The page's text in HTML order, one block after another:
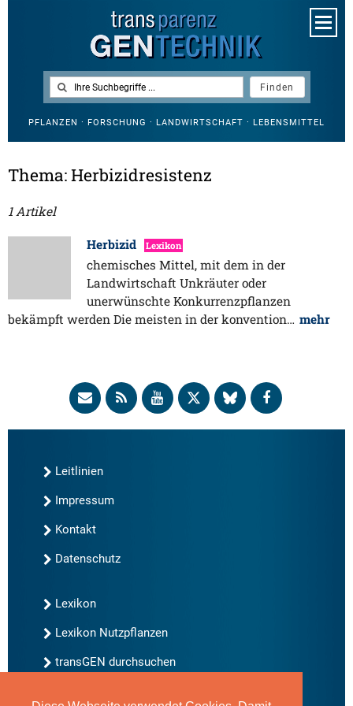
PFLANZEN · FORSCHUNG · LANDWIRTSCHAFT · LEBENSMITTEL
Thema: Herbizidresistenz
1 Artikel
Herbizid Lexikon
chemisches Mittel, mit dem in der
Landwirtschaft Unkräuter oder
unerwünschte Konkurrenzpflanzen
bekämpft werden Die meisten in der konvention… mehr
Leitlinien
Impressum
Kontakt
Datenschutz
Lexikon
Lexikon Nutzpflanzen
transGEN durchsuchen